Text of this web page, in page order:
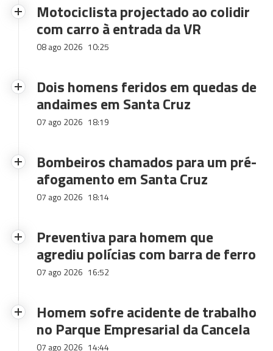
Motociclista projectado ao colidir
com carro à entrada da VR
08 ago 2026 10:25
Dois homens feridos em quedas de
andaimes em Santa Cruz
07 ago 2026 18:19
Bombeiros chamados para um pré-
afogamento em Santa Cruz
07 ago 2026 18:14
Preventiva para homem que
agrediu polícias com barra de ferro
07 ago 2026 16:52
Homem sofre acidente de trabalho
no Parque Empresarial da Cancela
07 ago 2026 14:44